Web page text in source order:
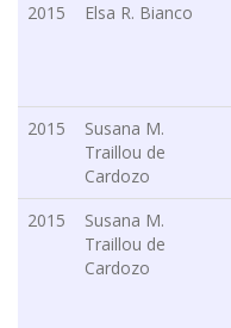
2015
Elsa R. Bianco
2015
Susana M.
Traillou de
Cardozo
2015
Susana M.
Traillou de
Cardozo